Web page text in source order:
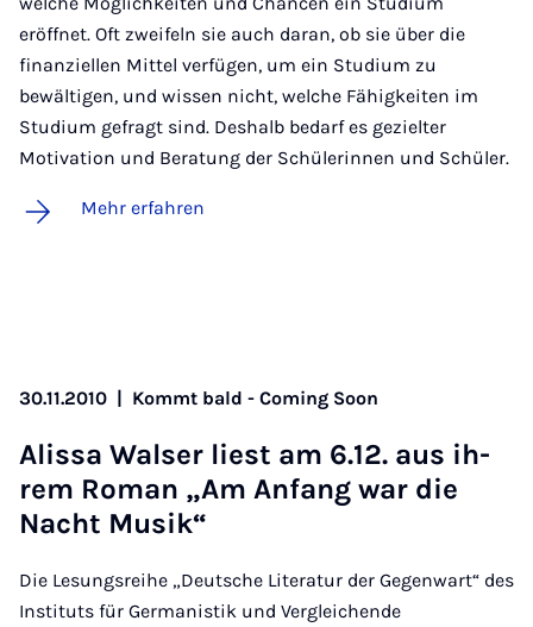
eröffnet. Oft zweifeln sie auch daran, ob sie über die
finanziellen Mittel verfügen, um ein Studium zu
bewältigen, und wissen nicht, welche Fähigkeiten im
Studium gefragt sind. Deshalb bedarf es gezielter
Motivation und Beratung der Schülerinnen und Schüler.
Mehr erfahren
30.11.2010 | Kommt bald - Coming Soon
Alis­sa Wal­ser liest am 6.12. aus ih­
rem Ro­man „Am An­fang war die
Nacht Mu­sik“
Die Lesungsreihe „Deutsche Literatur der Gegenwart“ des
Instituts für Germanistik und Vergleichende